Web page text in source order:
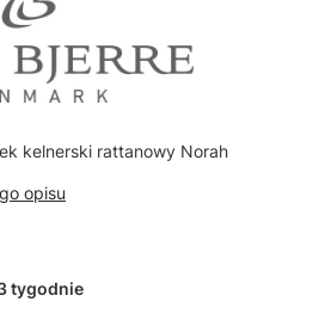
kelnerski rattanowy Norah
opisu
tygodnie